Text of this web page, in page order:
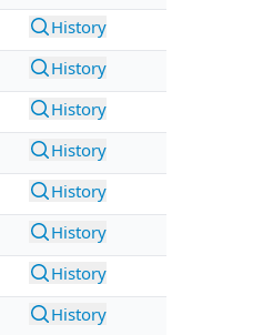
History
History
History
History
History
History
History
History